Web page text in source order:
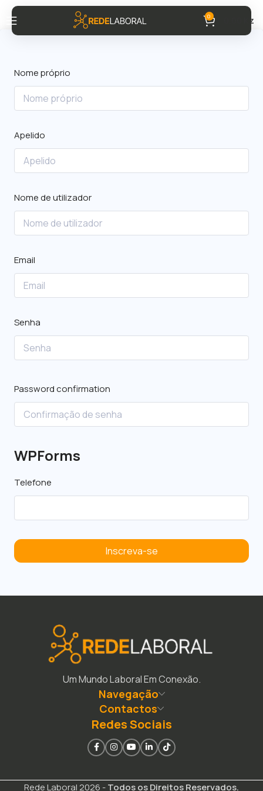
0 Kz
Nome próprio
Apelido
Nome de utilizador
Email
Senha
Password confirmation
WPForms
Telefone
Inscreva-se
Um Mundo Laboral Em Conexão.
Navegação
Contactos
Redes Sociais
Rede Laboral 2026 -Todos os Direitos Reservados.